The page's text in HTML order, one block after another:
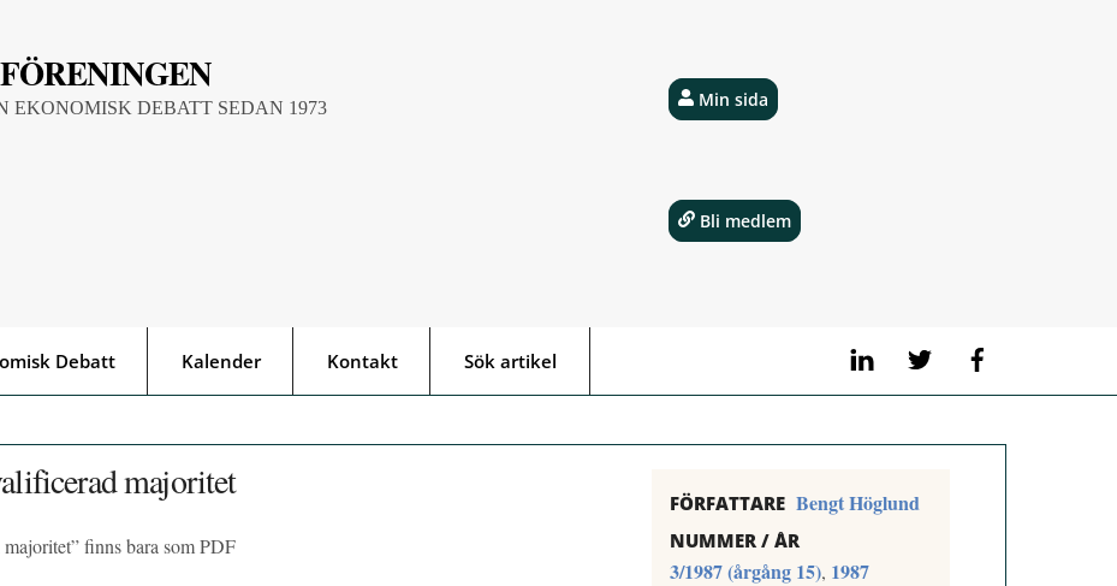
EKONOMISK DEBATT SEDAN 1973
LinkedIn Twitter
Debatt Kalender Kontakt Sök artikel
Min sida
Bli medlem
majoritet
finns bara som PDF
FÖRFATTARE Bengt Höglund
NUMMER / ÅR
3/1987 (årgång 15), 1987